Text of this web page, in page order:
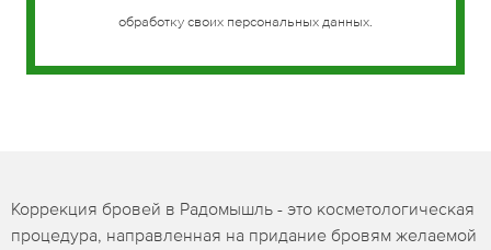
обработку своих персональных данных.
Коррекция бровей в Радомышль - это косметологическая
процедура, направленная на придание бровям желаемой